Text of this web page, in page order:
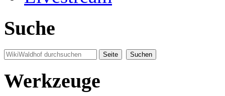
Suche
Werkzeuge